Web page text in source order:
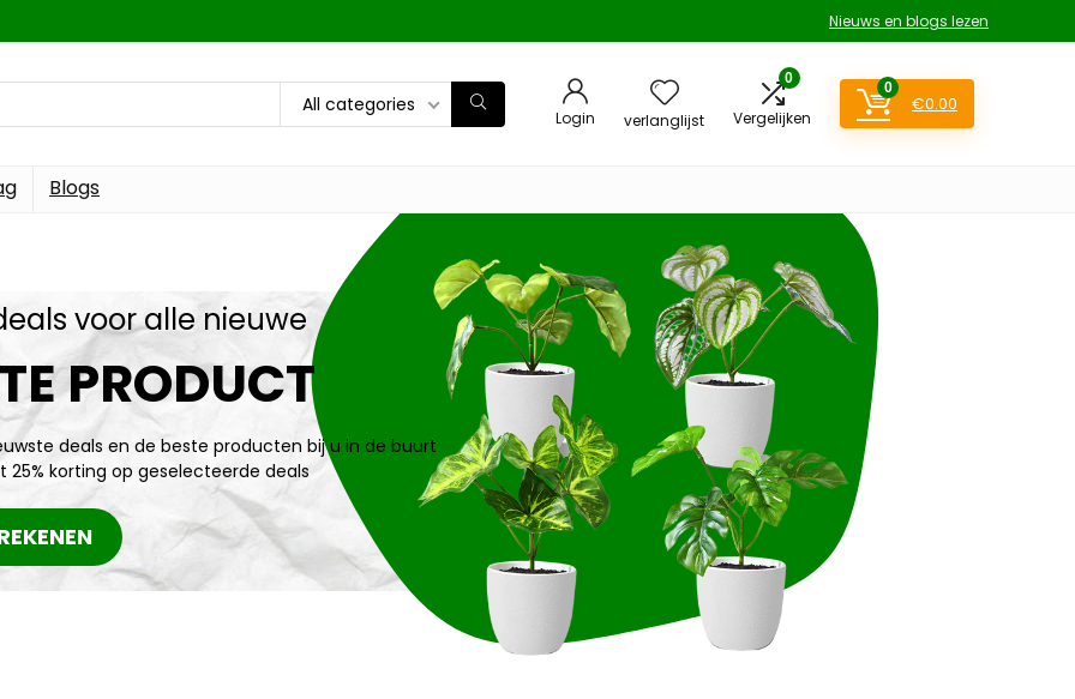
Nieuws en blogs lezen
All categories
Login verlanglijst
0
Vergelijken
0
€0.00
Blogs
voor alle nieuwe
PRODUCT
deals en de beste producten bij u in de buurt
25% korting op geselecteerde deals